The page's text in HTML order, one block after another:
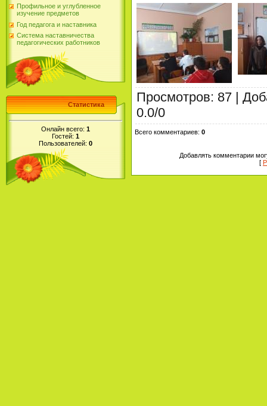
Профильное и углубленное
изучение предметов
Год педагога и наставника
Система наставничества
педагогических работников
Статистика
Онлайн всего: 1
Гостей: 1
Пользователей: 0
Просмотров: 87 |
0.0/0
Всего комментариев: 0
Добавлять комментарии
[